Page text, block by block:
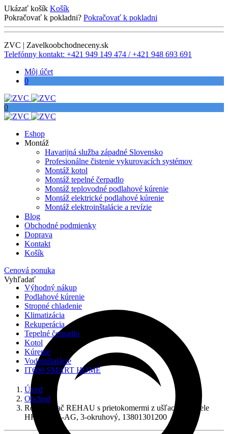
Ukázať košík Košík
Pokračovať k pokladni? Pokračovať k pokladni
ZVC | Zavelkoobchodneceny.sk
Telefónny kontakt: +421 949 149 474 / +421 948 693 691
Môj účet
0
0
Eshop
Montáž
Havarijná služba západné Slovensko
Profesionálne čistenie vykurovacích systémov
Montáž kotol
Montáž tepelné čerpadlo
Montáž teplovodné podlahové kúrenie
Montáž elektrické podlahové kúrenie
Montáž elektroinštalácie a revízie
Blog
Obchodné podmienky
Doprava
Kontakt
Košík
Cenová ponuka
Vyhľadať
Výhodný nákup
Podlahové kúrenie
Stropné chladenie
Klimatizácia
Rekuperácia
Tepelné čerpadlo
Kotol
Kúrenie
Vodoinštalácie
IT600 SMART HOME
Úvod
Obchod
Rozdeľovač REHAU s prietokomermi z ušľachtilej ocele
HKVD SX-AG, 3-okruhový, 13801301200